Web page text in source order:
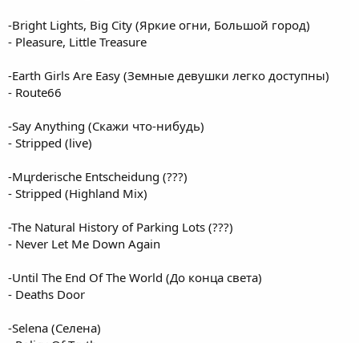
-Bright Lights, Big City (Яркие огни, Большой город)
- Pleasure, Little Treasure
-Earth Girls Are Easy (Земные девушки легко доступны)
- Route66
-Say Anything (Скажи что-нибудь)
- Stripped (live)
-Mцrderische Entscheidung (???)
- Stripped (Highland Mix)
-The Natural History of Parking Lots (???)
- Never Let Me Down Again
-Until The End Of The World (До конца света)
- Deaths Door
-Selena (Селена)